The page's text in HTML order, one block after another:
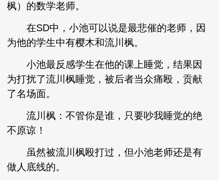
枫）的数学老师。
在SD中，小池可以说是最悲催的老师，因
为他的学生中有樱木和流川枫。
小池最反感学生在他的课上睡觉，结果因
为打扰了流川枫睡觉，被后者当众痛殴，贡献
了名场面。
流川枫：不管你是谁，只要吵我睡觉的绝
不原谅！
虽然被流川枫殴打过，但小池老师还是有
做人底线的。